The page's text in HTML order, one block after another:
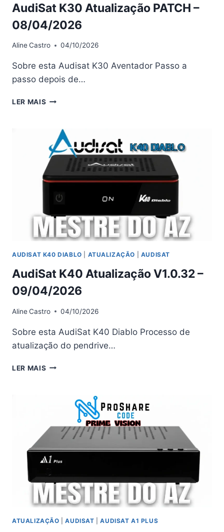
AudiSat K30 Atualização PATCH –
08/04/2026
AlineCastro 04/10/2026
Sobre esta Audisat K30 Aventador Passo a
passo depois de…
LER MAIS AUDISAT
PATCH
08/04/2026
AUDISAT K40 DIABLO ATUALIZAÇÃO AUDISAT
AudiSat K40 Atualização V1.0.32 –
09/04/2026
AlineCastro 04/10/2026
Sobre esta AudiSat K40 Diablo Processo de
atualização do pendrive…
LER MAIS AUDISAT
09/04/2026
ATUALIZAÇÃO |AUDISAT |AUDISAT A1 PLUS